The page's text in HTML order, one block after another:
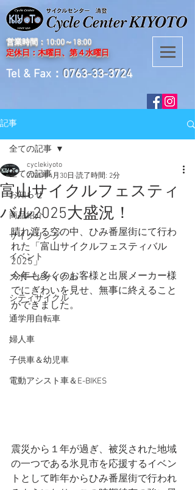
営業時間：10:00～18:00
定休日：木曜日、第４水曜日
Tel & Fax： 0763-33-3724
記事
全ての記事
お知らせ
商品紹介
サイクリング
イベント
スポーツサイクル
シティサイクル
通学用自転車
婦人車
子供車＆幼児車
電動アシスト車＆E-BIKES
全ての記事
富山サイクルフェスティ
バル2025大盛況！
cyclekiyoto
2025年4月30日 読了時間: 2分
晴れ渡る空の中、ひみ番屋街にて行わ
れた「富山サイクルフェスティバル
2025」
今年も多くのお客様と出展メーカー様
でにぎわいを見せ、無事に終えること
ができました。
震災から１年が過ぎ、被災された地域
の一つである氷見市を応援するイベン
トとして昨年からひみ番屋街で行われ